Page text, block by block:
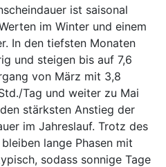
ist saisonal
im Winter und einem
In den tiefsten Monaten
und steigen bis auf 7,6
von März mit 3,8
Tag und weiter zu Mai
stärksten Anstieg der
im Jahreslauf. Trotz des
lange Phasen mit
sodass sonnige Tage